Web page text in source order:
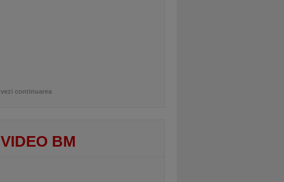
vezi continuarea
VIDEO BM